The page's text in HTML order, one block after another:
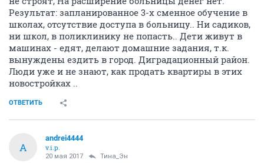
Результат: запланированное 3-х сменное обучение в
школах, отсутствие доступа в больницу.. Ни садиков,
ни школ, в поликлинику не попасть.. Дети живут в
машинах - едят, делают домашние задания, т.к.
вынуждены ездить в город. Диградационный район.
Люди уже и не знают, как продать квартиры в этих
новостройках ..
ОТВЕТИТЬ
A
andrei4444
v.i.p.
20 мая 2017 Тина_Эн